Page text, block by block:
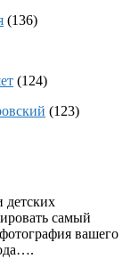
(136)
(124)
(123)
детских
самый
вашего